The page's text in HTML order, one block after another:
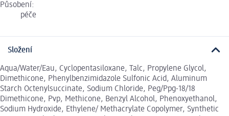
Působení:
péče
Složení
Aqua/Water/Eau, Cyclopentasiloxane, Talc, Propylene Glycol,
Dimethicone, Phenylbenzimidazole Sulfonic Acid, Aluminum
Starch Octenylsuccinate, Sodium Chloride, Peg/Ppg-18/18
Dimethicone, Pvp, Methicone, Benzyl Alcohol, Phenoxyethanol,
Sodium Hydroxide, Ethylene/ Methacrylate Copolymer, Synthetic